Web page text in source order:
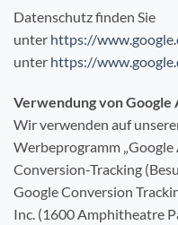
Datenschutz finden Sie
unter https://
unter https://
Verwendung von
Wir verwenden auf
Werbeprogramm „Google
Conversion-Tracking
Google Conversion
Inc. (1600 Amphitheatre